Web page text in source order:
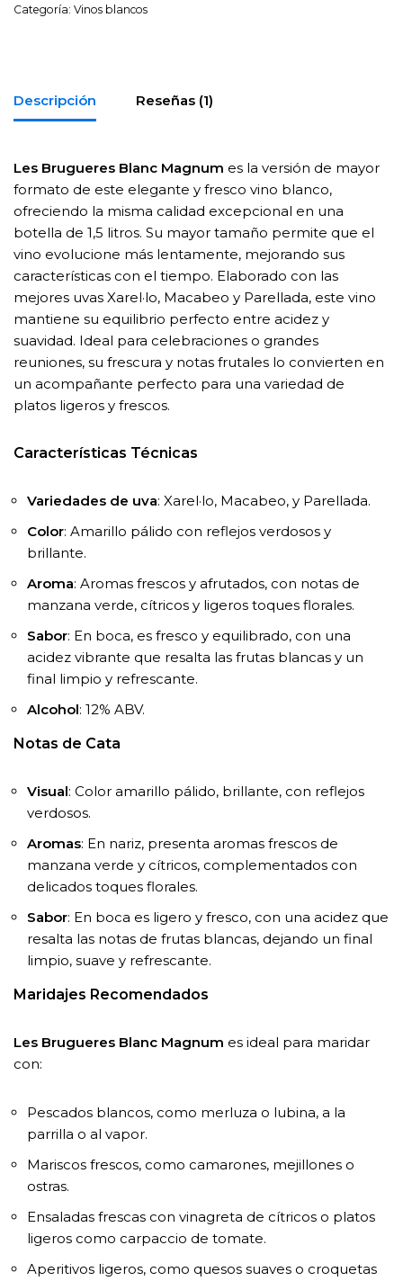
Categoría: Vinos blancos
Descripción Reseñas (1)
Les Brugueres Blanc Magnum es la versión de mayor
formato de este elegante y fresco vino blanco,
ofreciendo la misma calidad excepcional en una
botella de 1,5 litros. Su mayor tamaño permite que el
vino evolucione más lentamente, mejorando sus
características con el tiempo. Elaborado con las
mejores uvas Xarel·lo, Macabeo y Parellada, este vino
mantiene su equilibrio perfecto entre acidez y
suavidad. Ideal para celebraciones o grandes
reuniones, su frescura y notas frutales lo convierten en
un acompañante perfecto para una variedad de
platos ligeros y frescos.
Características Técnicas
Variedades de uva: Xarel·lo, Macabeo, y Parellada.
Color: Amarillo pálido con reflejos verdosos y
brillante.
Aroma: Aromas frescos y afrutados, con notas de
manzana verde, cítricos y ligeros toques florales.
Sabor: En boca, es fresco y equilibrado, con una
acidez vibrante que resalta las frutas blancas y un
final limpio y refrescante.
Alcohol: 12% ABV.
Notas de Cata
Visual: Color amarillo pálido, brillante, con reflejos
verdosos.
Aromas: En nariz, presenta aromas frescos de
manzana verde y cítricos, complementados con
delicados toques florales.
Sabor: En boca es ligero y fresco, con una acidez que
resalta las notas de frutas blancas, dejando un final
limpio, suave y refrescante.
Maridajes Recomendados
Les Brugueres Blanc Magnum es ideal para maridar
con:
Pescados blancos, como merluza o lubina, a la
parrilla o al vapor.
Mariscos frescos, como camarones, mejillones o
ostras.
Ensaladas frescas con vinagreta de cítricos o platos
ligeros como carpaccio de tomate.
Aperitivos ligeros, como quesos suaves o croquetas